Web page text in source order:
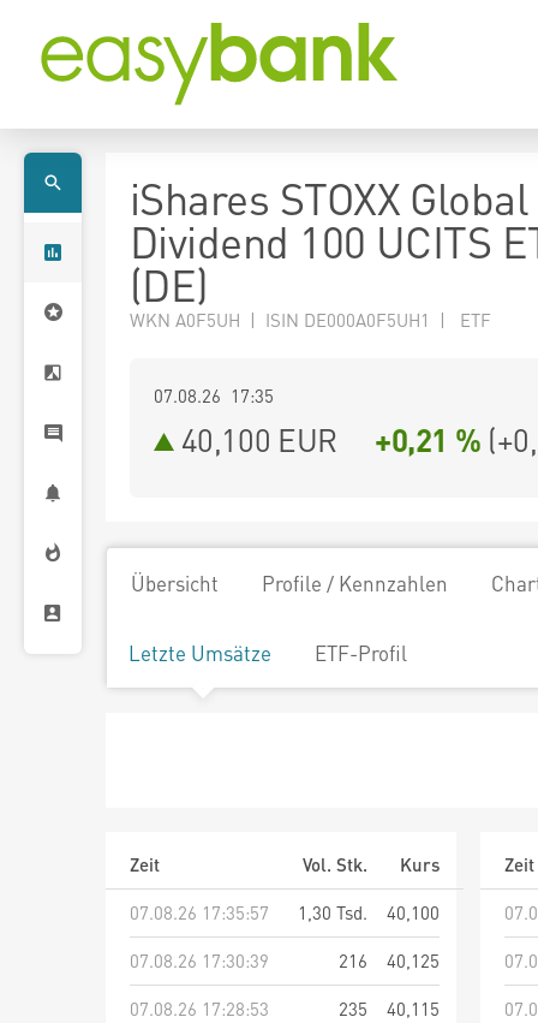
iShares STOXX
Dividend 100 UCITS
(DE)
WKN A0F5UH | ISIN DE000A0F5UH1 | ETF
07.08.26 17:35
40,100 EUR +0,21 % (
Übersicht Profile / Kennzahlen
Letzte Umsätze ETF-Profil
Zeit Vol. Stk.
Kurs
07.08.26 17:35:57
1,30 Tsd.
40,100
07.08.26 17:30:39
216
40,125
07.08.26 17:28:53
235
40,115
Zeit